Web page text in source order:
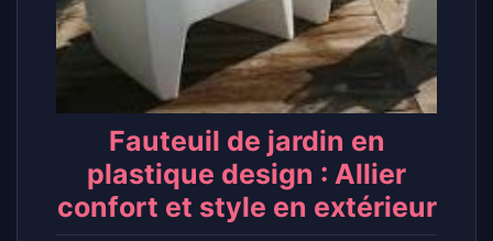
Fauteuil de jardin en
plastique design : Allier
confort et style en extérieur